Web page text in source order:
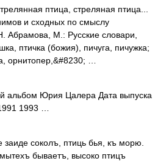
птица, стреляная птица...
и сходных по смыслу
Абрамова, М.: Русские словари,
птичка (божия), пичуга, пичужка;
орнитопер,&#8230; …
альбом Юрия Цалера Дата выпуска
1993 …
соколъ, птиць бья, къ морю.
бываетъ, высоко птицъ